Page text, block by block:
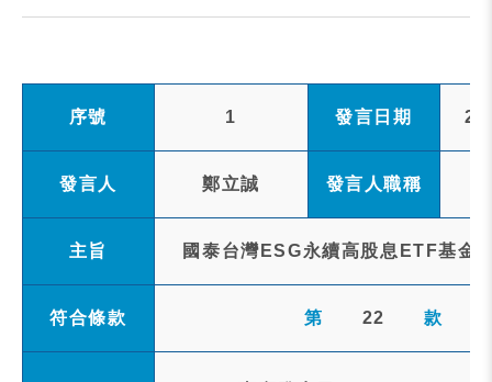
序號 1 發言日期
發言人 鄭立誠 發言人職稱
主旨 國泰台灣ESG永續高股息ETF基金
符合條款 第 22 款